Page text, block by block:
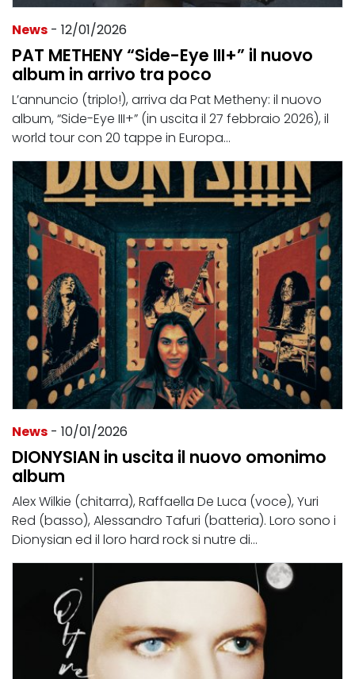
News - 12/01/2026
PAT METHENY “Side-Eye III+” il nuovo
album in arrivo tra poco
L’annuncio (triplo!), arriva da Pat Metheny: il nuovo
album, “Side-Eye III+” (in uscita il 27 febbraio 2026), il
world tour con 20 tappe in Europa...
News - 10/01/2026
DIONYSIAN in uscita il nuovo omonimo
album
Alex Wilkie (chitarra), Raffaella De Luca (voce), Yuri
Red (basso), Alessandro Tafuri (batteria). Loro sono i
Dionysian ed il loro hard rock si nutre di...